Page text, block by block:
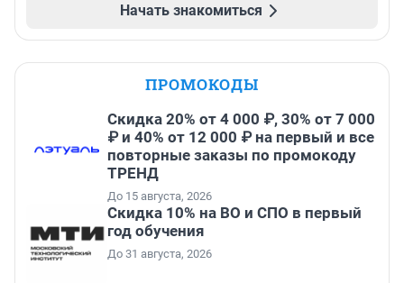
Начать знакомиться
ПРОМОКОДЫ
Скидка 20% от 4 000 ₽, 30% от 7 000
₽ и 40% от 12 000 ₽ на первый и все
повторные заказы по промокоду
ТРЕНД
До 15 августа, 2026
Скидка 10% на ВО и СПО в первый
год обучения
До 31 августа, 2026